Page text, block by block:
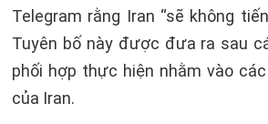
Telegram rằng Iran “sẽ không
Tuyên bố này được đưa ra sau
phối hợp thực hiện nhằm vào
của Iran.